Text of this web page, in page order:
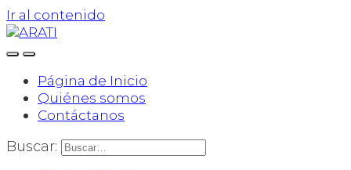
Ir al contenido
Página de Inicio
Quiénes somos
Contáctanos
Buscar: